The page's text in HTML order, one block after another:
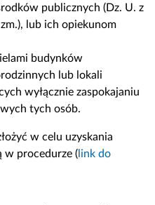
publicznych (Dz. U. z
lub ich opiekunom
budynków
lub lokali
wyłącznie zaspokajaniu
tych osób.
w celu uzyskania
w procedurze ( link do